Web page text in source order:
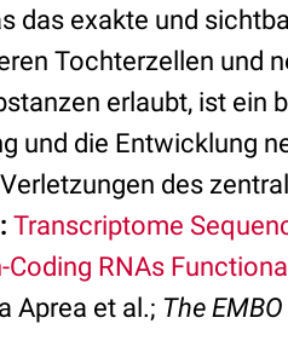
das exakte und
Tochterzellen und
erlaubt, ist ein
und die Entwicklung
des
Transcriptome
RNAs
Aprea et al.; The